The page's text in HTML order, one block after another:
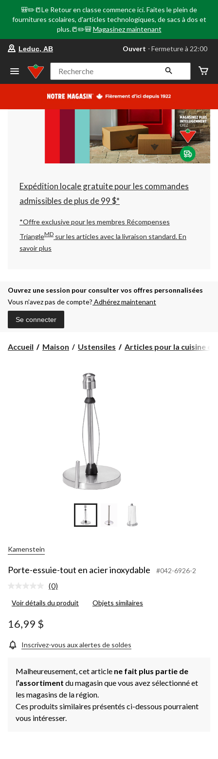
🎒✏️📒Le Retour en classe commence ici. Faites le plein de
fournitures scolaires, d'articles technologiques, de sacs à dos et
plus.📒✏️🎒 Magasinez maintenant
votre
préféré
Leduc,
AB,
courament
Fermeture
à
22:00
cliquer
pour
changer
Leduc, AB Ouvert ⋅ Fermeture à 22:00
Recherche
Expédition locale gratuite pour les commandes
admissibles de plus de 99 $*
*Offre exclusive pour les membres Récompenses
TriangleMD sur les articles avec la livraison standard.En
savoir plus
Ouvrez une session pour consulter vos offres personnalisées
Vous n’avez pas de compte? Adhérez maintenant
Se connecter
Accueil Maison Ustensiles Articles pour la cuisine et
Kamenstein
Porte-essuie-tout en acier inoxydable #042-6926-2
Aucune
pour
la
même
(0)
Voir détails du produit Objets similaires
16,99 $
Inscrivez-vous aux alertes de soldes
Malheureusement, cet article ne fait plus partie de
l’assortiment du magasin que vous avez sélectionné et
les magasins de la région.
Ces produits similaires présentés ci-dessous pourraient
vous intéresser.